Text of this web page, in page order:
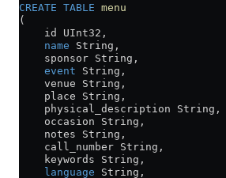
CREATE TABLE menu
(
    id UInt32,
    name
String,
    sponsor String,
    event
String,
    venue String,
    place String,
    physical_description String,
    occasion String,
    notes String,
    call_number String,
    keywords String,
    language
String,